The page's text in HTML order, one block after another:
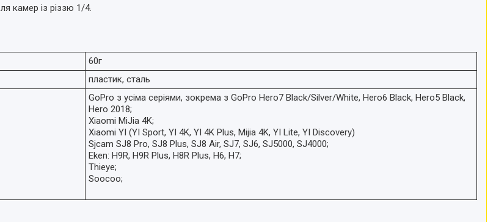
камер із різзю 1/4.
60г
пластик, сталь
GoPro з усіма серіями, зокрема з GoPro Hero7 Black/Silver/White, Hero6 Black, Hero5 Black,
Hero 2018;
Xiaomi MiJia 4K;
Xiaomi YI (YI Sport, YI 4K, YI 4K Plus, Mijia 4K, YI Lite, YI Discovery)
Sjcam SJ8 Pro, SJ8 Plus, SJ8 Air, SJ7, SJ6, SJ5000, SJ4000;
Eken: H9R, H9R Plus, H8R Plus, H6, H7;
Thieye;
Soocoo;